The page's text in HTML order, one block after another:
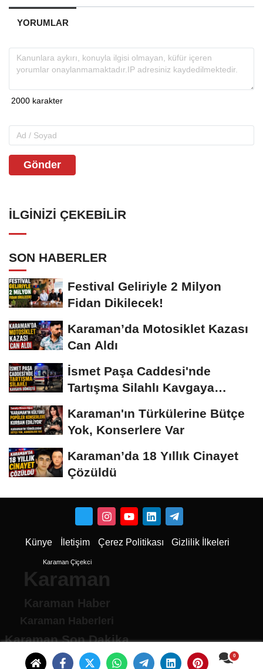
YORUMLAR
Gönder
İLGINIZI ÇEKEBILIR
SON HABERLER
Festival Geliriyle 2 Milyon
Fidan Dikilecek!
Karaman’da Motosiklet Kazası
Can Aldı
İsmet Paşa Caddesi'nde
Tartışma Silahlı Kavgaya
Karaman'ın Türkülerine Bütçe
Yok, Konserlere Var
Karaman’da 18 Yıllık Cinayet
Çözüldü
Künye İletişim Çerez Politikası Gizlilik İlkeleri
Karaman Çiçekci
Karaman
Karaman Haber
Karaman Haberleri
Karaman Son Dakika
Karaman son dakika Haberleri